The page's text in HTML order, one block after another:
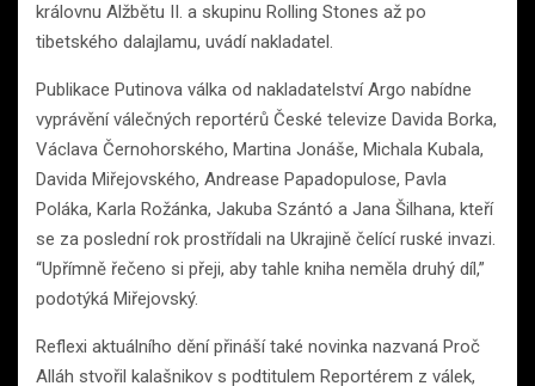
královnu Alžbětu II. a skupinu Rolling Stones až po
tibetského dalajlamu, uvádí nakladatel.
Publikace Putinova válka od nakladatelství Argo nabídne
vyprávění válečných reportérů České televize Davida Borka,
Václava Černohorského, Martina Jonáše, Michala Kubala,
Davida Miřejovského, Andrease Papadopulose, Pavla
Poláka, Karla Rožánka, Jakuba Szántó a Jana Šilhana, kteří
se za poslední rok prostřídali na Ukrajině čelící ruské invazi.
“Upřímně řečeno si přeji, aby tahle kniha neměla druhý díl,”
podotýká Miřejovský.
Reflexi aktuálního dění přináší také novinka nazvaná Proč
Alláh stvořil kalašnikov s podtitulem Reportérem z válek,